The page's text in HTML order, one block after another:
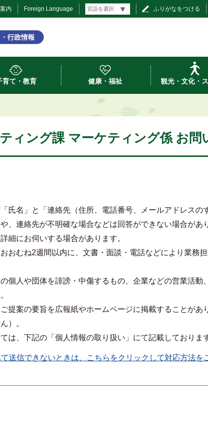
内 Foreign Language ふりがなをつける
行政情報
育て・教育 健康・福祉 観光・文化・
ィング課 マーケティング係 お問
氏名」と「連絡先（住所、電話番号、メールアドレス
、連絡先が不明確な場合などは回答ができない場合があ
細にお伺いする場合があります。
おむね2週間以内に、文書・面談・電話などにより業務
個人や団体を誹謗・中傷するもの、企業などの営業活
提案の要旨を広報紙やホームページに掲載することが
）。
は、下記の「個人情報の取り扱い」にて記載しておりま
送信できないときは、こちらをクリックして対応方法を